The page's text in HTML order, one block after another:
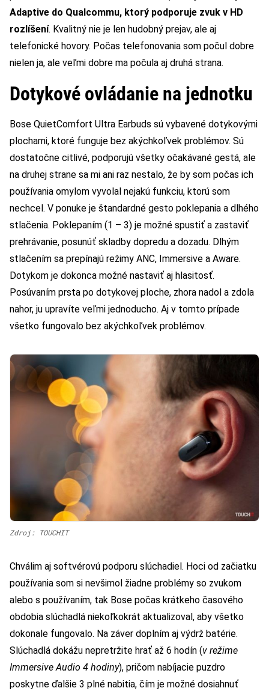
Adaptive do Qualcommu, ktorý podporuje zvuk v HD
rozlíšení. Kvalitný nie je len hudobný prejav, ale aj
telefonické hovory. Počas telefonovania som počul dobre
nielen ja, ale veľmi dobre ma počula aj druhá strana.
Dotykové ovládanie na jednotku
Bose QuietComfort Ultra Earbuds sú vybavené dotykovými
plochami, ktoré funguje bez akýchkoľvek problémov. Sú
dostatočne citlivé, podporujú všetky očakávané gestá, ale
na druhej strane sa mi ani raz nestalo, že by som počas ich
používania omylom vyvolal nejakú funkciu, ktorú som
nechcel. V ponuke je štandardné gesto poklepania a dlhého
stlačenia. Poklepaním (1 – 3) je možné spustiť a zastaviť
prehrávanie, posunúť skladby dopredu a dozadu. Dlhým
stlačením sa prepínajú režimy ANC, Immersive a Aware.
Dotykom je dokonca možné nastaviť aj hlasitosť.
Posúvaním prsta po dotykovej ploche, zhora nadol a zdola
nahor, ju upravíte veľmi jednoducho. Aj v tomto prípade
všetko fungovalo bez akýchkoľvek problémov.
Zdroj: TOUCHIT
Chválim aj softvérovú podporu slúchadiel. Hoci od začiatku
používania som si nevšimol žiadne problémy so zvukom
alebo s používaním, tak Bose počas krátkeho časového
obdobia slúchadlá niekoľkokrát aktualizoval, aby všetko
dokonale fungovalo. Na záver doplním aj výdrž batérie.
Slúchadlá dokážu nepretržite hrať až 6 hodín (v režime
Immersive Audio 4 hodiny), pričom nabíjacie puzdro
poskytne ďalšie 3 plné nabitia, čím je možné dosiahnuť